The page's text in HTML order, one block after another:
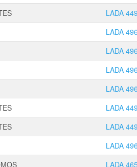
LADA 449
LADA 496
LADA 496
LADA 496
LADA 496
LADA 449
LADA 449
LADA 496
LADA